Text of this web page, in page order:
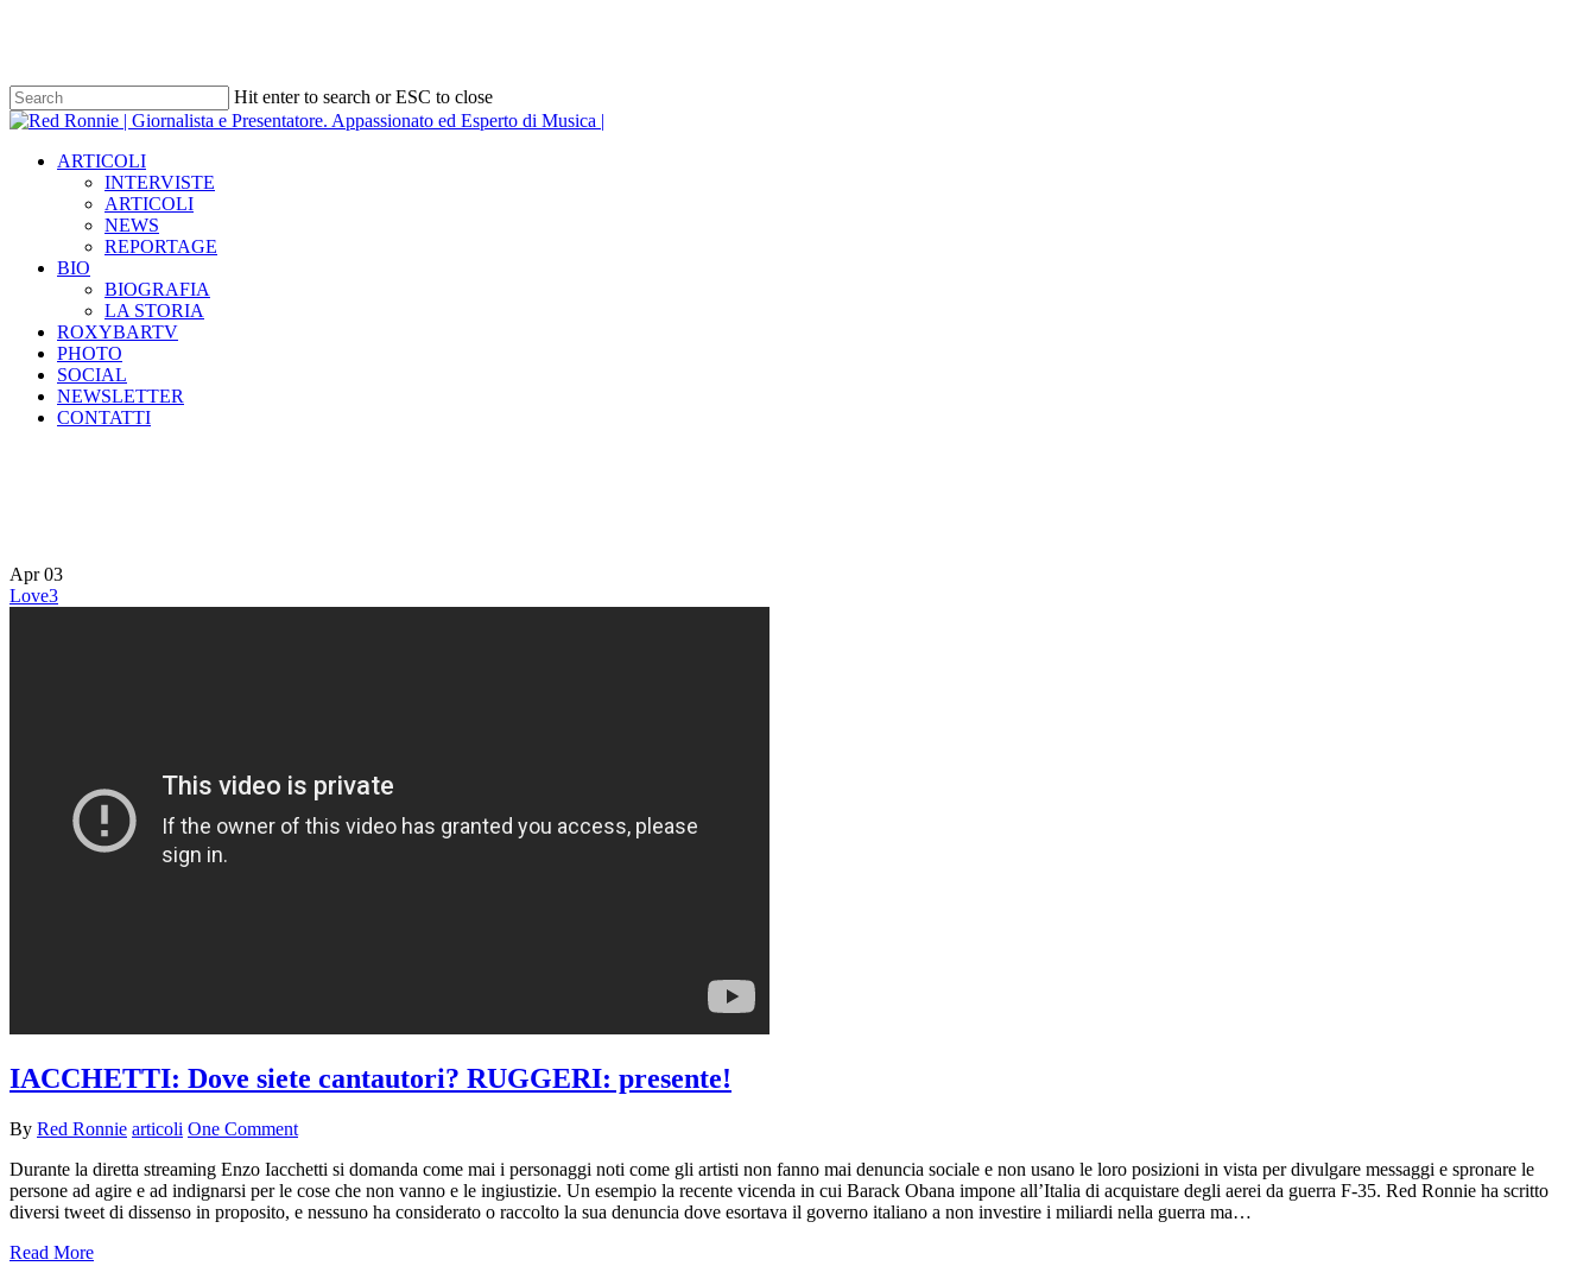
content
Hit enter to search or ESC to close
Close
Menu
ARTICOLI
INTERVISTE
ARTICOLI
NEWS
REPORTAGE
BIO
BIOGRAFIA
LA STORIA
ROXYBARTV
PHOTO
SOCIAL
NEWSLETTER
CONTATTI
Apr 03
Love3
IACCHETTI: Dove siete cantautori? RUGGERI: presente!
By Red Ronnie articoli One Comment
Durante la diretta streaming Enzo Iacchetti si domanda come mai i personaggi noti come gli artisti non fanno mai denuncia sociale e non usano le loro posizioni in vista per divulgare messaggi e spronare le
persone ad agire e ad indignarsi per le cose che non vanno e le ingiustizie. Un esempio la recente vicenda in cui Barack Obana impone all’Italia di acquistare degli aerei da guerra F-35. Red Ronnie ha scritto
diversi tweet di dissenso in proposito, e nessuno ha considerato o raccolto la sua denuncia dove esortava il governo italiano a non investire i miliardi nella guerra ma…
Read More